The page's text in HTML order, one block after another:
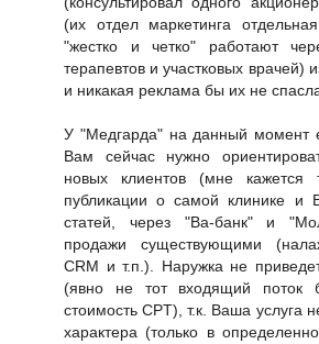
(их отдел маркетинга
"жестко и четко" работают
терапевтов и участковых врачей)
и никакая реклама бы их не
У "Медгарда" на данный момент
Вам сейчас нужно
новых клиентов (мне кажется
публикации о самой клинике и
статей, через "Ва-банк" и
продажи существующими
CRM и т.п.). Наружка не
(явно не тот входящий поток
стоимость CPT), т.к. Ваша услуга
характера (только в